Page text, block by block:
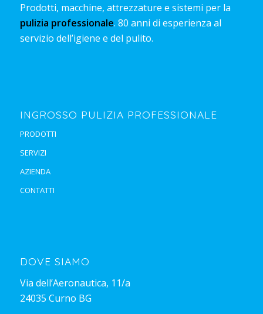
Prodotti, macchine, attrezzature e sistemi per la
pulizia professionale. 80 anni di esperienza al
servizio dell’igiene e del pulito.
INGROSSO PULIZIA PROFESSIONALE
PRODOTTI
SERVIZI
AZIENDA
CONTATTI
DOVE SIAMO
Via dell’Aeronautica, 11/a
24035 Curno BG